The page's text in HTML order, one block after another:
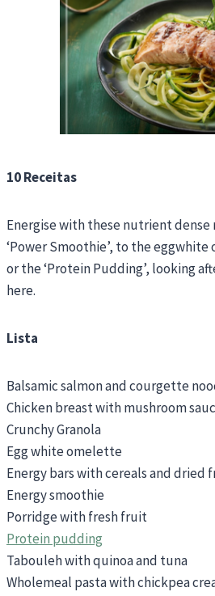
10 Receitas
Energise with these nutrient dense
‘Power Smoothie’, to the
or the ‘Protein Pudding’, looking
here.
Lista
Balsamic salmon and courgette
Chicken breast with mushroom
Crunchy Granola
Egg white omelette
Energy bars with cereals and dried
Energy smoothie
Porridge with fresh fruit
Protein pudding
Tabouleh with quinoa and tuna
Wholemeal pasta with chickpea